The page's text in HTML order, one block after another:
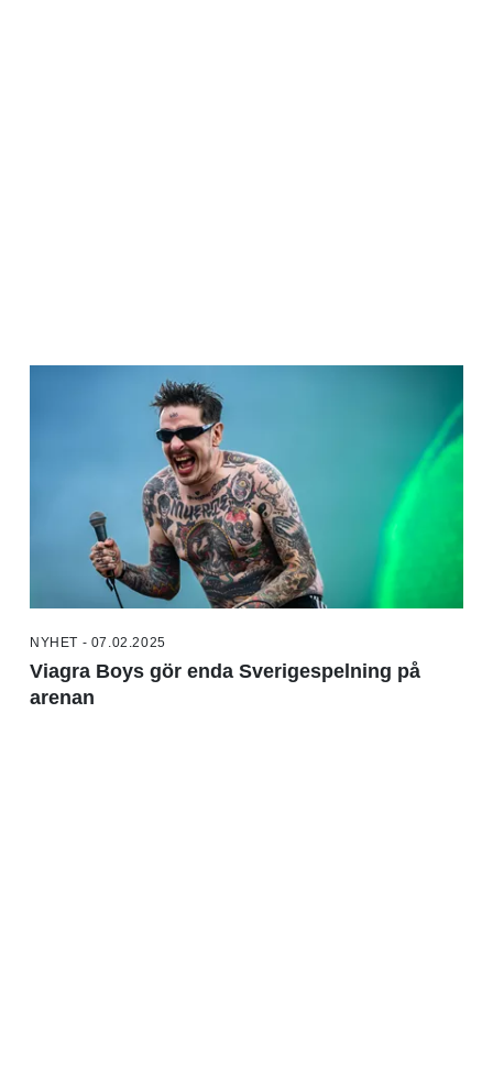
NYHET - 07.02.2025
Viagra Boys gör enda Sverigespelning på
arenan